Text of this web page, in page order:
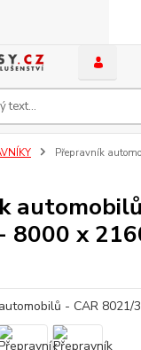
Přepravník
8000 x